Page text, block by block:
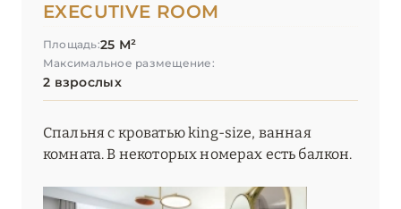
EXECUTIVE ROOM
Площадь:25 М²
Максимальное размещение:
2 взрослых
Спальня с кроватью king-size, ванная
комната. В некоторых номерах есть балкон.